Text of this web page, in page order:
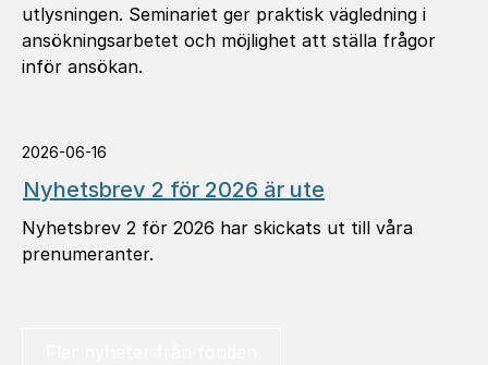
utlysningen. Seminariet ger praktisk vägledning i
ansökningsarbetet och möjlighet att ställa frågor
inför ansökan.
2026-06-16
Nyhets­brev 2 för 2026 är ute
Nyhetsbrev 2 för 2026 har skickats ut till våra
prenumeranter.